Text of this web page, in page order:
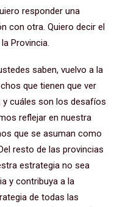
responder una
con otra. Quiero decir el
Provincia.
saben, vuelvo a la
que tienen que ver
y cuáles son los desafíos
reflejar en nuestra
que se asuman como
resto de las provincias
estrategia no sea
y contribuya a la
de todas las